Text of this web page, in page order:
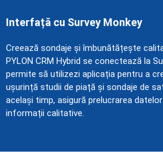
Interfață cu Survey Monkey
Creează sondaje și îmbunătățește
PYLON CRM Hybrid se conectează la
permite să utilizezi aplicația pentru a
ușurință studii de piață și sondaje de
același timp, asigură prelucrarea
informații calitative.